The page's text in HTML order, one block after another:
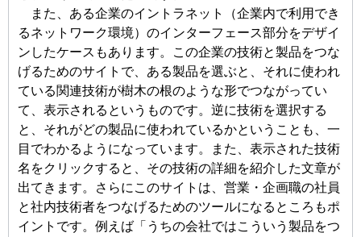
また、ある企業のイントラネット（企業内で利用でき
るネットワーク環境）のインターフェース部分をデザイ
ンしたケースもあります。この企業の技術と製品をつな
げるためのサイトで、ある製品を選ぶと、それに使われ
ている関連技術が樹木の根のような形でつながってい
て、表示されるというものです。逆に技術を選択する
と、それがどの製品に使われているかということも、一
目でわかるようになっています。また、表示された技術
名をクリックすると、その技術の詳細を紹介した文章が
出てきます。さらにこのサイトは、営業・企画職の社員
と社内技術者をつなげるためのツールになるところもポ
イントです。例えば「うちの会社ではこういう製品をつ